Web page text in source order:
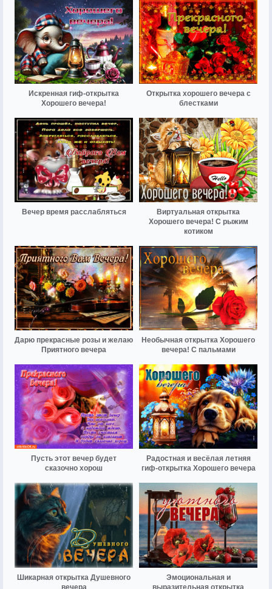
Искренная гиф-открытка
Хорошего вечера!
Открытка хорошего вечера с
блестками
Вечер время расслабляться
Виртуальная открытка
Хорошего вечера! С рыжим
котиком
Дарю прекрасные розы и желаю
Приятного вечера
Необычная открытка Хорошего
вечера! С пальмами
Пусть этот вечер будет
сказочно хорош
Радостная и весёлая летняя
гиф-открытка Хорошего вечера
Шикарная открытка Душевного
вечера
Эмоциональная и
выразительная открытка